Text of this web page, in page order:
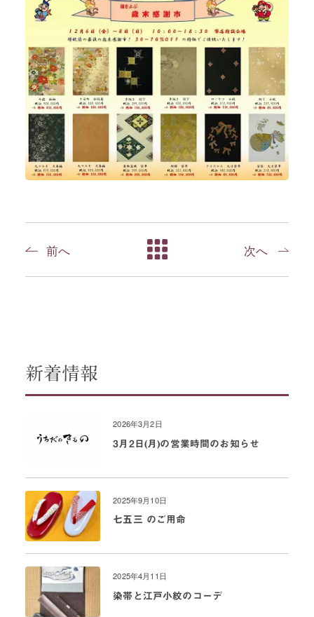
前へ 次へ
新着情報
2026年3月2日
3月2日(月)の営業時間のお知らせ
2025年9月10日
七五三 のご用命
2025年4月11日
染帯と江戸小紋のコーデ